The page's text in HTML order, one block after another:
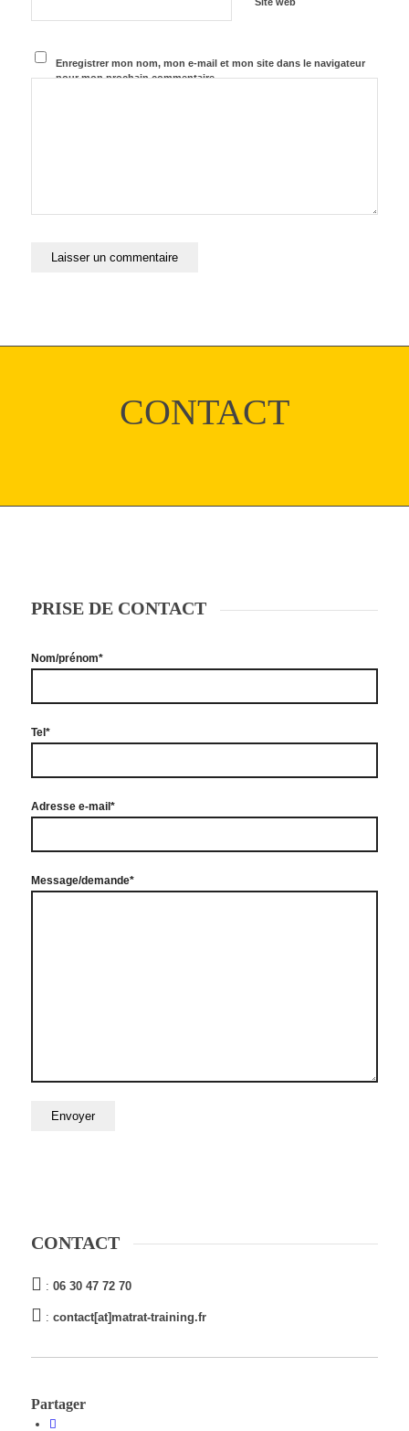
Site web
Enregistrer mon nom, mon e-mail et mon site dans le navigateur
pour mon prochain commentaire.
CONTACT
PRISE DE CONTACT
Nom/prénom*
Tel*
Adresse e-mail*
Message/demande*
CONTACT
: 06 30 47 72 70
: contact[at]matrat-training.fr
Partager